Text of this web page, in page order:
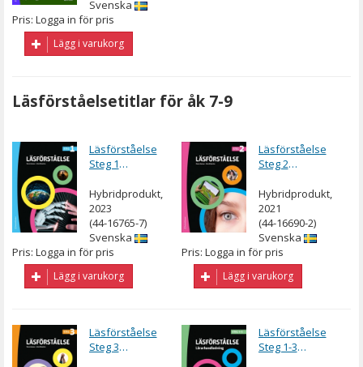
Svenska
Pris: Logga in för pris
Lägg i varukorg
Läsförståelsetitlar för åk 7-9
Läsförståelse
Steg 1
Tryckt bok +
Digital
elevlicens 36
mån
Hybridprodukt,
2023
(44-16765-7)
Svenska
Pris: Logga in för pris
Lägg i varukorg
Läsförståelse
Steg 2
Tryckt bok +
Digital
elevlicens 36
mån
Hybridprodukt,
2021
(44-16690-2)
Svenska
Pris: Logga in för pris
Lägg i varukorg
Läsförståelse
Steg 3
Läsförståelse
Steg 1-3